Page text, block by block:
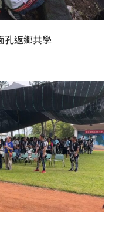
孔返鄉共學